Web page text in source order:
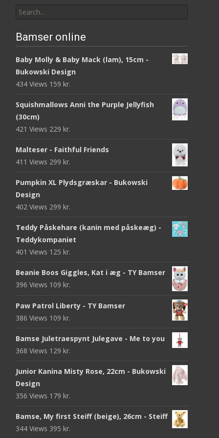
for:
Bamser online
Baby Molly & Baby Mack (lam), 15cm -
Bukowski Design
434 Views 159 kr.
Squishmallows Anni the Purple Jellyfish
(30cm)
421 Views 229 kr.
Malteser - Faithful Friends
411 Views 299 kr.
Pumpkin XL Plydsgræskar - Bukowski
Design
402 Views 299 kr.
Teddy Påskehare (kanin med påskeæg) -
Teddykompaniet
401 Views 125 kr.
Beanie Boos Giggles, Kat i æg - TY Bamser
396 Views 109 kr.
Paw Patrol Liberty - TY Bamser
386 Views 109 kr.
Bamse Juletraespynt Julegave - Me to you
368 Views 129 kr.
Junior Kanina Misty Rose, 22cm - Bukowski
Design
356 Views 179 kr.
Bamse, My first Steiff (beige), 26cm - Steiff
344 Views 395 kr.